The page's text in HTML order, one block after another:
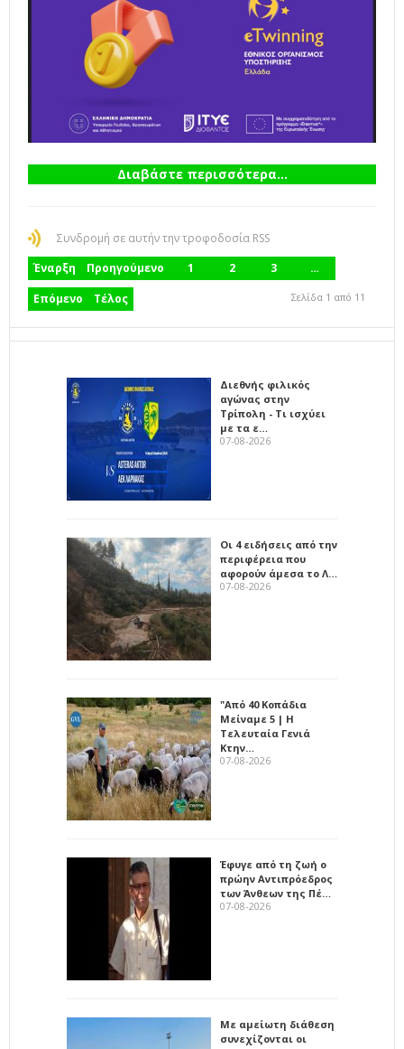
Διαβάστε περισσότερα...
Συνδρομή σε αυτήν την τροφοδοσία RSS
Έναρξη
Προηγούμενο 1 2 3
…
Επόμενο
Τέλος Σελίδα 1 από 11
Διεθνής φιλικός
αγώνας στην
Τρίπολη - Τι ισχύει
με τα ε…
07-08-2026
Οι 4 ειδήσεις από την
περιφέρεια που
αφορούν άμεσα το Λ…
07-08-2026
"Από 40 Κοπάδια
Μείναμε 5 | Η
Τελευταία Γενιά
Κτην…
07-08-2026
Έφυγε από τη ζωή ο
πρώην Αντιπρόεδρος
των Άνθεων της Πέ…
07-08-2026
Με αμείωτη διάθεση
συνεχίζονται οι